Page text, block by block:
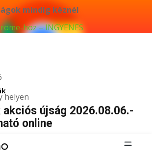
mindig kéznél
hoz – INGYENES
helyen
akciós újság 2026.08.06.-
online